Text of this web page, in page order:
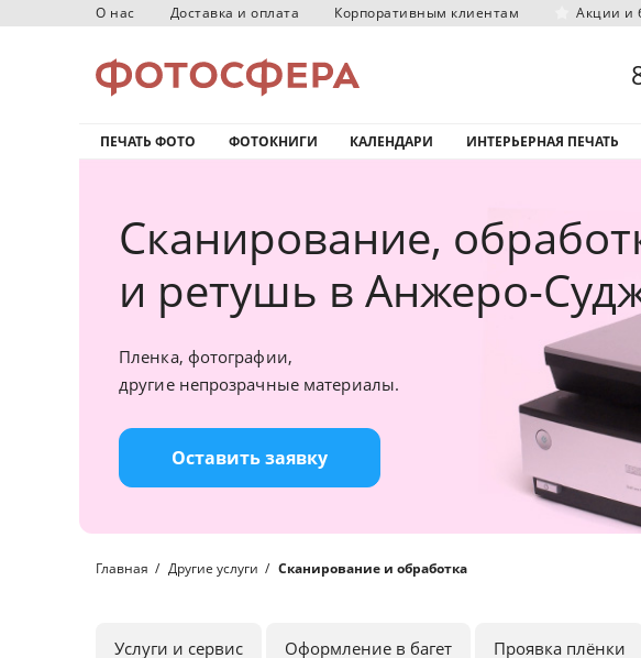
О нас Доставка и оплата Корпоративным клиентам Акции и
ПЕЧАТЬ ФОТО ФОТОКНИГИ КАЛЕНДАРИ ИНТЕРЬЕРНАЯ ПЕЧАТЬ
Сканирование,
и ретушь в Анжеро-
Пленка, фотографии,
другие непрозрачные материалы.
Оставить заявку
Главная Другие услуги Сканирование и обработка
Услуги и сервис Оформление в багет Проявка плёнки